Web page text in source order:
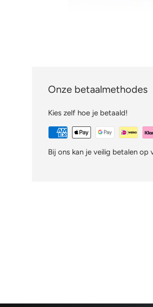
Onze betaalmethodes
Kies zelf hoe je betaald!
Bij ons kan je veilig betalen op